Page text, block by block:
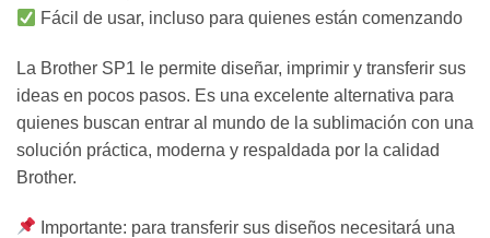
Fácil de usar, incluso para quienes están comenzando
La Brother SP1 le permite diseñar, imprimir y transferir sus
ideas en pocos pasos. Es una excelente alternativa para
quienes buscan entrar al mundo de la sublimación con una
solución práctica, moderna y respaldada por la calidad
Brother.
Importante: para transferir sus diseños necesitará una